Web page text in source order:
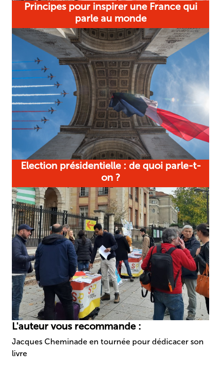
Principes pour inspirer une France qui
parle au monde
Election présidentielle : de quoi parle-t-
on ?
L'auteur vous recommande :
Jacques Cheminade en tournée pour dédicacer son
livre